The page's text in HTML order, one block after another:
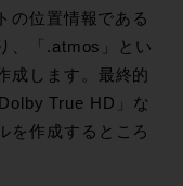
の位置情報である
、「.atmos」とい
成します。最終的
True HD」な
を作成するところ